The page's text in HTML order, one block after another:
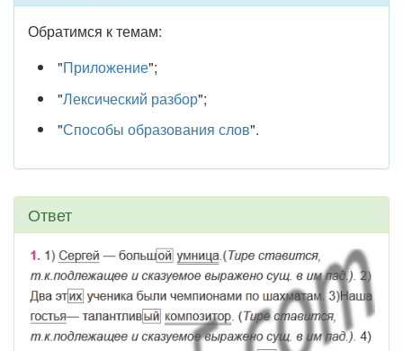
Обратимся к темам:
"Приложение";
"Лексический разбор";
"Способы образования слов".
Ответ